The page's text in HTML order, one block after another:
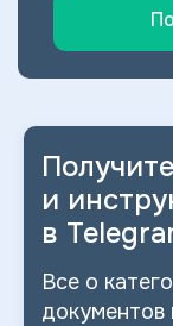
и
в
Все о
документов